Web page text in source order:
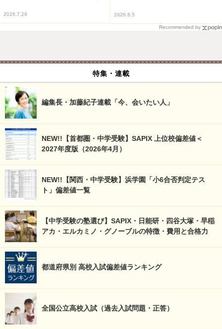
2026.7.29 2026.8.5
Recommended by
特集・連載
編集長・加藤紀子連載「今、会いたい人」
NEW!!【首都圏・中学受験】SAPIX 上位校偏差値＜
2027年度版（2026年4月）
NEW!!【関西・中学受験】浜学園「小6合否判定テス
ト」偏差値一覧
【中学受験の塾選び】SAPIX・日能研・四谷大塚・早稲
アカ・エルカミノ・グノーブルの特徴・費用と合格力
都道府県別 高校入試偏差値ランキング
全国公立高校入試（過去入試問題・正答）